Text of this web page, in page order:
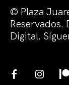
© Plaza
Reservados.
Digital.